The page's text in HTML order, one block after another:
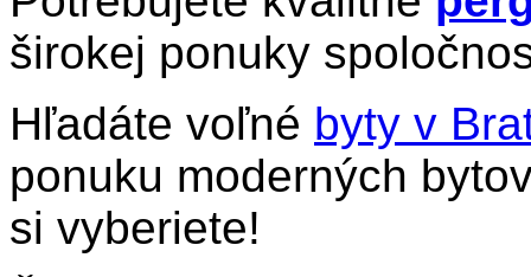
širokej ponuky
Hľadáte voľné byty v
ponuku moderných
si vyberiete!